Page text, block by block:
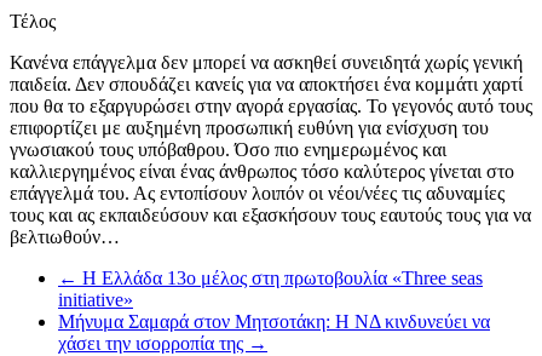
Τέλος
Κανένα επάγγελμα δεν μπορεί να ασκηθεί συνειδητά χωρίς γενική
παιδεία. Δεν σπουδάζει κανείς για να αποκτήσει ένα κομμάτι χαρτί
που θα το εξαργυρώσει στην αγορά εργασίας. Το γεγονός αυτό τους
επιφορτίζει με αυξημένη προσωπική ευθύνη για ενίσχυση του
γνωσιακού τους υπόβαθρου. Όσο πιο ενημερωμένος και
καλλιεργημένος είναι ένας άνθρωπος τόσο καλύτερος γίνεται στο
επάγγελμά του. Ας εντοπίσουν λοιπόν οι νέοι/νέες τις αδυναμίες
τους και ας εκπαιδεύσουν και εξασκήσουν τους εαυτούς τους για να
βελτιωθούν…
← Η Ελλάδα 13ο μέλος στη πρωτοβουλία «Three seas
initiative»
Μήνυμα Σαμαρά στον Μητσοτάκη: Η ΝΔ κινδυνεύει να
χάσει την ισορροπία της →